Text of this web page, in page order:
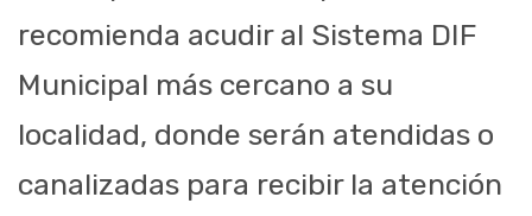
recomienda acudir al Sistema DIF
Municipal más cercano a su
localidad, donde serán atendidas o
canalizadas para recibir la atención